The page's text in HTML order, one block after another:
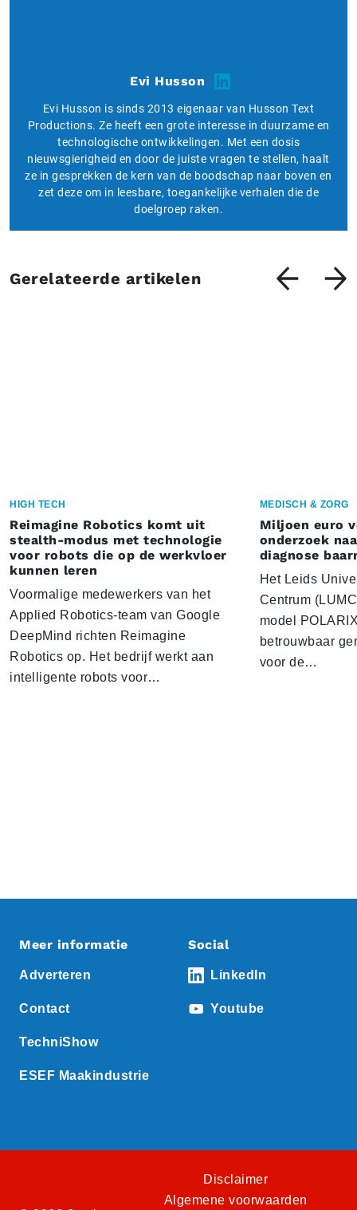
Evi Husson
Evi Husson is sinds 2013 eigenaar van Husson Text
Productions. Ze heeft een grote interesse in duurzame en
technologische ontwikkelingen. Met een dosis
nieuwsgierigheid en door de juiste vragen te stellen, haalt
ze in gesprekken de kern van de boodschap naar boven en
zet deze om in leesbare, toegankelijke verhalen die de
doelgroep raken.
Gerelateerde artikelen
HIGH TECH
Reimagine Robotics komt uit
stealth-modus met technologie
voor robots die op de werkvloer
kunnen leren
Voormalige medewerkers van het
Applied Robotics-team van Google
DeepMind richten Reimagine
Robotics op. Het bedrijf werkt aan
intelligente robots voor…
MEDISCH & ZORG
Miljoen euro
onderzoek
diagnose
Het Leids
Centrum
model
betrouwbaar
voor de…
Meer informatie
Adverteren
Contact
TechniShow
ESEF Maakindustrie
Social
LinkedIn
Youtube
Disclaimer
Algemene voorwaarden